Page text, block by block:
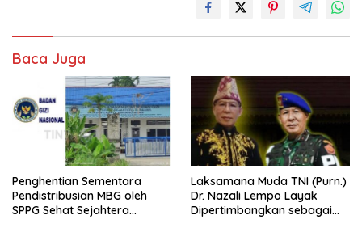
Baca Juga
Penghentian Sementara
Pendistribusian MBG oleh
SPPG Sehat Sejahtera
Laksamana Muda TNI (Purn.)
Dr. Nazali Lempo Layak
Dipertimbangkan sebagai